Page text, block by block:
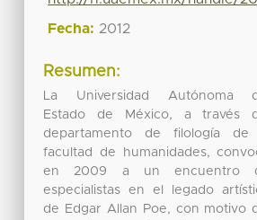
Fecha: 2012
Resumen:
La Universidad Autónoma
Estado de México, a través
departamento de filología de
facultad de humanidades,
en 2009 a un encuentro
especialistas en el legado
de Edgar Allan Poe, con motivo